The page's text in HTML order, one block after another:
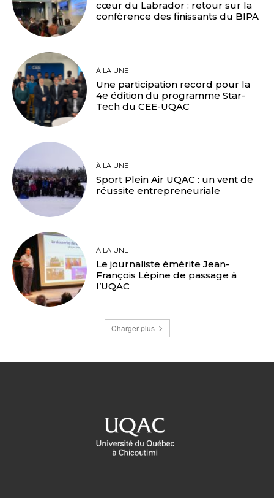
cœur du Labrador : retour sur la
conférence des finissants du BIPA
À LA UNE
Une participation record pour la
4e édition du programme Star-
Tech du CEE-UQAC
À LA UNE
Sport Plein Air UQAC : un vent de
réussite entrepreneuriale
À LA UNE
Le journaliste émérite Jean-
François Lépine de passage à
l’UQAC
Charger plus